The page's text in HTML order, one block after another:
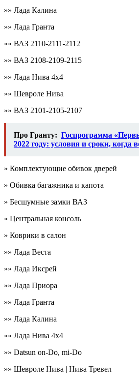
»» Лада Калина
»» Лада Гранта
»» ВАЗ 2110-2111-2112
»» ВАЗ 2108-2109-2115
»» Лада Нива 4х4
»» Шевроле Нива
»» ВАЗ 2101-2105-2107
Про Гранту: Госпрограмма
2022 году: условия и сроки, когда
» Комплектующие обивок дверей
» Обивка багажника и капота
» Бесшумные замки ВАЗ
» Центральная консоль
» Коврики в салон
»» Лада Веста
»» Лада Иксрей
»» Лада Приора
»» Лада Гранта
»» Лада Калина
»» Лада Нива 4х4
»» Datsun on-Do, mi-Do
»» Шевроле Нива | Нива Тревел